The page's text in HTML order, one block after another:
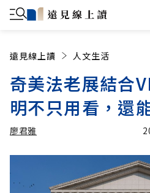
遠見線上讀 人文生活
奇美法老展結合
明不只用看，還
廖君雅
加